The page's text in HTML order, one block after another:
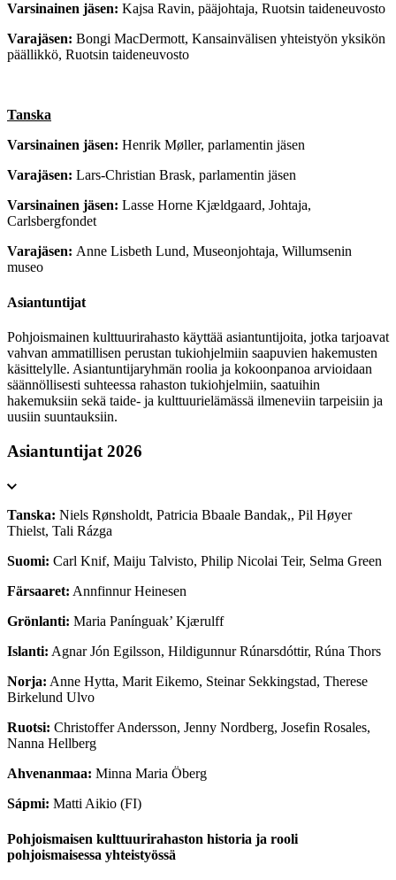
Varsinainen jäsen: Kajsa Ravin, pääjohtaja, Ruotsin taideneuvosto
Varajäsen: Bongi MacDermott, Kansainvälisen yhteistyön yksikön
päällikkö, Ruotsin taideneuvosto
Tanska
Varsinainen jäsen: Henrik Møller, parlamentin jäsen
Varajäsen: Lars-Christian Brask, parlamentin jäsen
Varsinainen jäsen: Lasse Horne Kjældgaard, Johtaja,
Carlsbergfondet
Varajäsen: Anne Lisbeth Lund, Museonjohtaja, Willumsenin
museo
Asiantuntijat
Pohjoismainen kulttuurirahasto käyttää asiantuntijoita, jotka tarjoavat
vahvan ammatillisen perustan tukiohjelmiin saapuvien hakemusten
käsittelylle. Asiantuntijaryhmän roolia ja kokoonpanoa arvioidaan
säännöllisesti suhteessa rahaston tukiohjelmiin, saatuihin
hakemuksiin sekä taide- ja kulttuurielämässä ilmeneviin tarpeisiin ja
uusiin suuntauksiin.
Asiantuntijat 2026
Tanska: Niels Rønsholdt, Patricia Bbaale Bandak,, Pil Høyer
Thielst, Tali Rázga
Suomi: Carl Knif, Maiju Talvisto, Philip Nicolai Teir, Selma Green
Färsaaret: Annfinnur Heinesen
Grönlanti: Maria Panínguak’ Kjærulff
Islanti: Agnar Jón Egilsson, Hildigunnur Rúnarsdóttir, Rúna Thors
Norja: Anne Hytta, Marit Eikemo, Steinar Sekkingstad, Therese
Birkelund Ulvo
Ruotsi: Christoffer Andersson, Jenny Nordberg, Josefin Rosales,
Nanna Hellberg
Ahvenanmaa: Minna Maria Öberg
Sápmi: Matti Aikio (FI)
Pohjoismaisen kulttuurirahaston historia ja rooli
pohjoismaisessa yhteistyössä